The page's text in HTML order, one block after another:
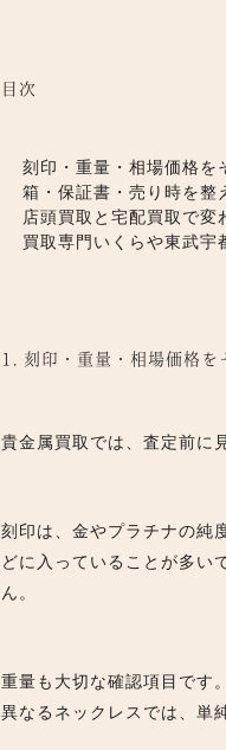
目次
刻印・重量・相場価格を
箱・保証書・売り時を整
店頭買取と宅配買取で変
買取専門いくらや東武宇
1. 刻印・重量・相場価格を
貴金属買取では、査定前に
刻印は、金やプラチナの純
どに入っていることが多い
ん。
重量も大切な確認項目です
異なるネックレスでは、単